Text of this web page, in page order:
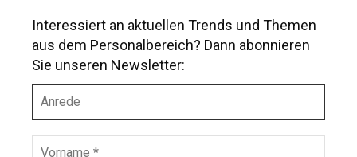
Interessiert an aktuellen Trends und Themen
aus dem Personalbereich? Dann abonnieren
Sie unseren Newsletter:
r
e